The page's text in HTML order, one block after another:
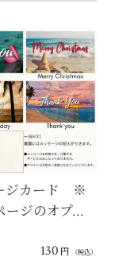
ジカード ※
ージのオプ…
130 円 （税込）